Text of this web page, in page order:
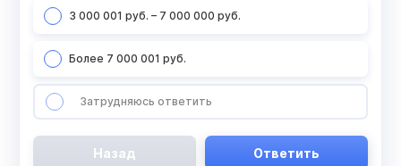
3 000 001 руб. – 7 000 000 руб.
Более 7 000 001 руб.
Затрудняюсь ответить
Назад Ответить